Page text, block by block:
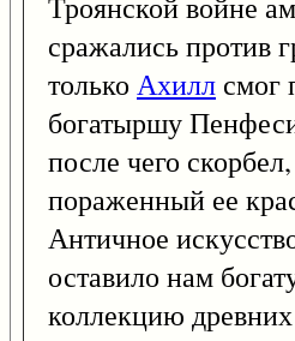
Троянской войне
сражались против
только Ахилл смог
богатыршу
после чего скорбел,
пораженный ее
Античное
оставило нам
коллекцию древних